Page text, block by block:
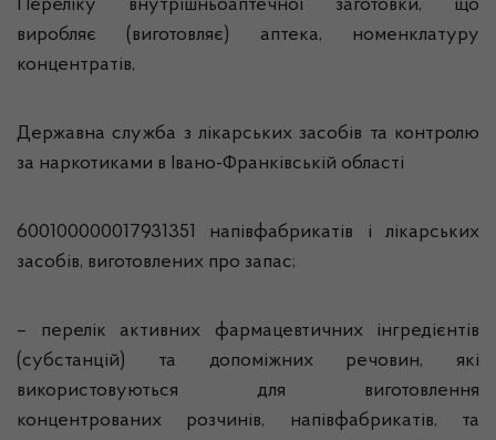
Переліку внутрішньоаптечної заготовки, що
виробляє (виготовляє) аптека, номенклатуру
концентратів,
Державна служба з лікарських засобів та контролю
за наркотиками в Івано-Франківській області
600100000017931351 напівфабрикатів і лікарських
засобів, виготовлених про запас;
– перелік активних фармацевтичних інгредієнтів
(субстанцій) та допоміжних речовин, які
використовуються для виготовлення
концентрованих розчинів, напівфабрикатів, та